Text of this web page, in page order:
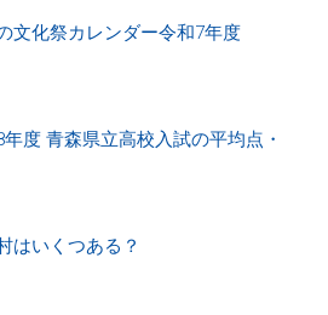
文化祭カレンダー令和7年度
年度 青森県立高校入試の平均点・
はいくつある？